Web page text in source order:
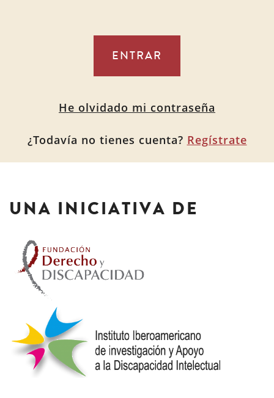
Alternative:He olvidado mi contraseña
¿Todavía no tienes cuenta? Regístrate
UNA INICIATIVA DE